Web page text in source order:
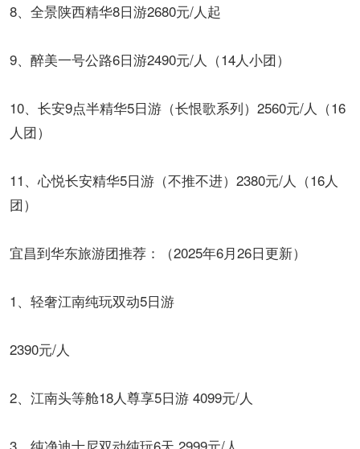
8、全景陕西精华8日游2680元/人起
9、醉美一号公路6日游2490元/人（14人小团）
10、长安9点半精华5日游（长恨歌系列）2560元/人（16
人团）
11、心悦长安精华5日游（不推不进）2380元/人（16人
团）
宜昌到华东旅游团推荐：（2025年6月26日更新）
1、轻奢江南纯玩双动5日游
2390元/人
2、江南头等舱18人尊享5日游 4099元/人